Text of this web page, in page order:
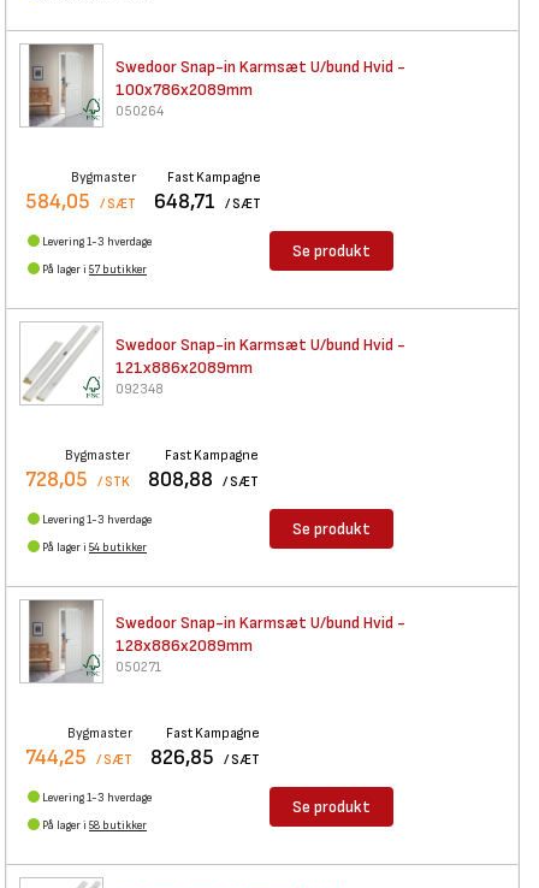
Swedoor Snap-in Karmsæt U/bund Hvid -
100x786x2089mm
050264
Bygmaster
584,05 / SÆT
Fast Kampagne
648,71 / SÆT
Levering 1-3 hverdage
På lager i 57 butikker
Se produkt
Swedoor Snap-in Karmsæt U/bund Hvid -
121x886x2089mm
092348
Bygmaster
728,05 / STK
Fast Kampagne
808,88 / SÆT
Levering 1-3 hverdage
På lager i 54 butikker
Se produkt
Swedoor Snap-in Karmsæt U/bund Hvid -
128x886x2089mm
050271
Bygmaster
744,25 / SÆT
Fast Kampagne
826,85 / SÆT
Levering 1-3 hverdage
På lager i 58 butikker
Se produkt